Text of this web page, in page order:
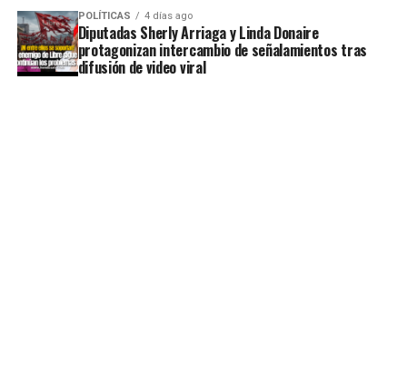
POLÍTICAS 4 días ago
Diputadas Sherly Arriaga y Linda Donaire
protagonizan intercambio de señalamientos tras
difusión de video viral